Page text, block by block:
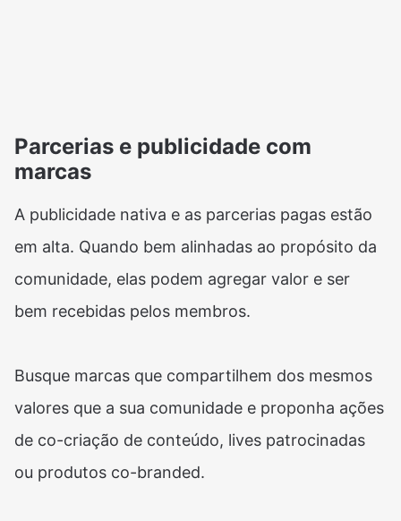
Parcerias e publicidade com
marcas
A publicidade nativa e as parcerias pagas estão
em alta. Quando bem alinhadas ao propósito da
comunidade, elas podem agregar valor e ser
bem recebidas pelos membros.
Busque marcas que compartilhem dos mesmos
valores que a sua comunidade e proponha ações
de co-criação de conteúdo, lives patrocinadas
ou produtos co-branded.